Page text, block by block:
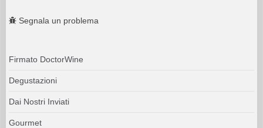
Segnala un problema
Firmato DoctorWine
Degustazioni
Dai Nostri Inviati
Gourmet